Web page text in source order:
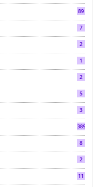
89
7
2
1
2
5
3
3892
8
2
11